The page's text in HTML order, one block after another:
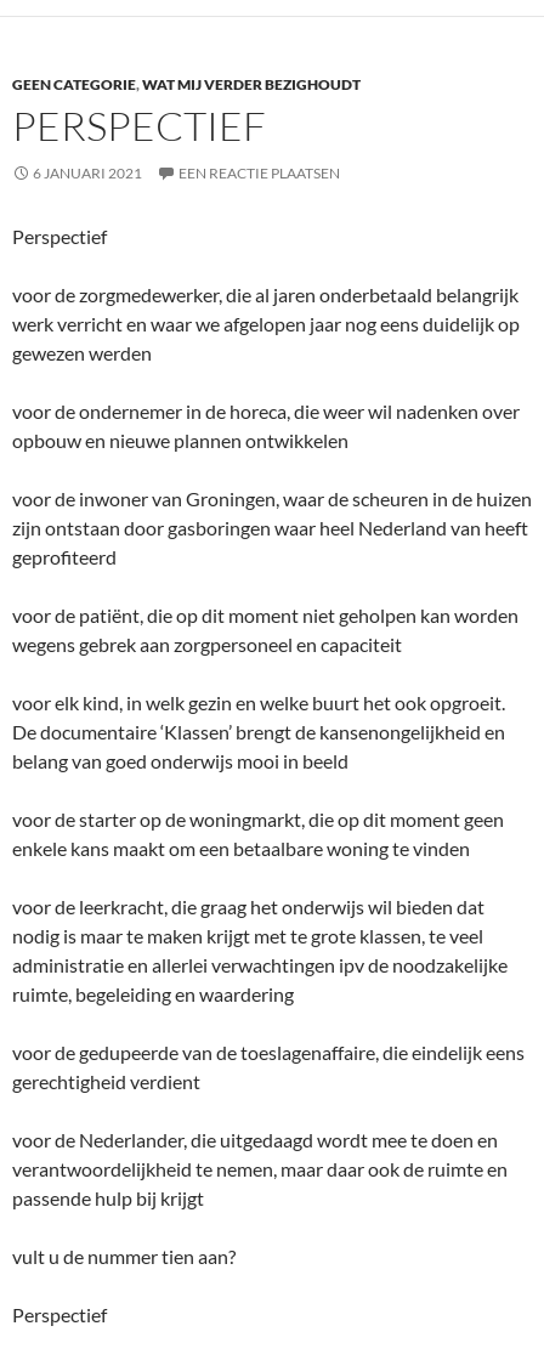
GEEN CATEGORIE,WAT MIJ VERDER BEZIGHOUDT
PERSPECTIEF
6 JANUARI 2021 EEN REACTIE PLAATSEN
Perspectief
voor de zorgmedewerker, die al jaren onderbetaald belangrijk
werk verricht en waar we afgelopen jaar nog eens duidelijk op
gewezen werden
voor de ondernemer in de horeca, die weer wil nadenken over
opbouw en nieuwe plannen ontwikkelen
voor de inwoner van Groningen, waar de scheuren in de huizen
zijn ontstaan door gasboringen waar heel Nederland van heeft
geprofiteerd
voor de patiënt, die op dit moment niet geholpen kan worden
wegens gebrek aan zorgpersoneel en capaciteit
voor elk kind, in welk gezin en welke buurt het ook opgroeit.
De documentaire ‘Klassen’ brengt de kansenongelijkheid en
belang van goed onderwijs mooi in beeld
voor de starter op de woningmarkt, die op dit moment geen
enkele kans maakt om een betaalbare woning te vinden
voor de leerkracht, die graag het onderwijs wil bieden dat
nodig is maar te maken krijgt met te grote klassen, te veel
administratie en allerlei verwachtingen ipv de noodzakelijke
ruimte, begeleiding en waardering
voor de gedupeerde van de toeslagenaffaire, die eindelijk eens
gerechtigheid verdient
voor de Nederlander, die uitgedaagd wordt mee te doen en
verantwoordelijkheid te nemen, maar daar ook de ruimte en
passende hulp bij krijgt
vult u de nummer tien aan?
Perspectief